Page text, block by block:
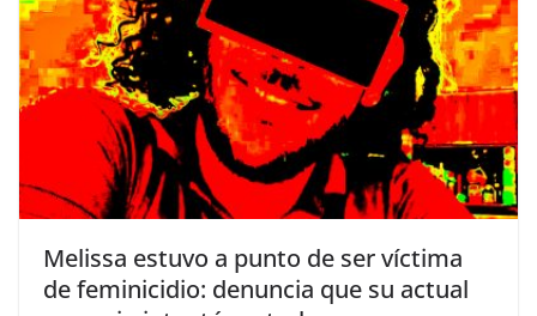
Melissa estuvo a punto de ser víctima
de feminicidio: denuncia que su actual